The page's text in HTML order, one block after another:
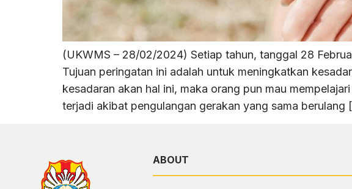
(UKWMS – 28/02/2024) Setiap tahun, tanggal 28
Tujuan peringatan ini adalah untuk meningkatkan
kesadaran akan hal ini, maka orang pun mau
terjadi akibat pengulangan gerakan yang sama berulang
ABOUT